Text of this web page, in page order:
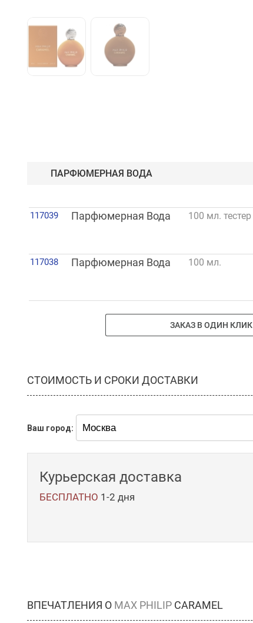
ПАРФЮМЕРНАЯ ВОДА
117039 Парфюмерная Вода 100 мл. тестер
117038 Парфюмерная Вода 100 мл.
ЗАКАЗ В ОДИН КЛИК
СТОИМОСТЬ И СРОКИ ДОСТАВКИ
Ваш город:
Курьерская доставка
БЕСПЛАТНО 1-2 дня
ВПЕЧАТЛЕНИЯ О MAX PHILIP CARAMEL